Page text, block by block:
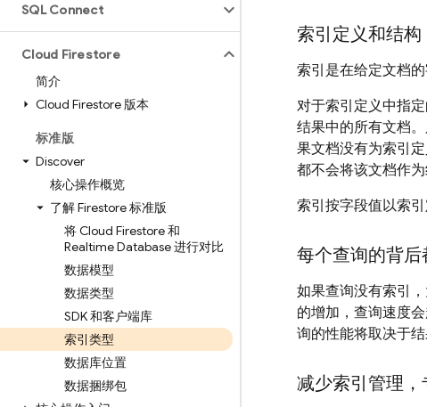
SQL Connect
Cloud Firestore
简介
Cloud Firestore 版本
标准版
Discover
核心操作概览
了解 Firestore 标准版
将 Cloud Firestore 和
Realtime Database 进行对比
数据模型
数据类型
SDK 和客户端库
索引类型
数据库位置
数据捆绑包
索引定义和结构
索引是在给定文档
对于索引定义中指
结果中的所有文档
果文档没有为索引
都不会将该文档作为
索引按字段值以索
每个查询的背
如果查询没有索引
的增加，查询速度会
询的性能将取决于
减少索引管理